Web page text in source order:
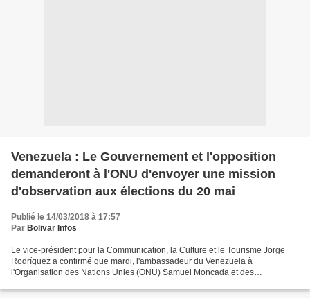
Venezuela : Le Gouvernement et l'opposition
demanderont à l'ONU d'envoyer une mission
d'observation aux élections du 20 mai
Publié le 14/03/2018 à 17:57
Par Bolivar Infos
Le vice-président pour la Communication, la Culture et le Tourisme Jorge
Rodríguez a confirmé que mardi, l'ambassadeur du Venezuela à
l'Organisation des Nations Unies (ONU) Samuel Moncada et des